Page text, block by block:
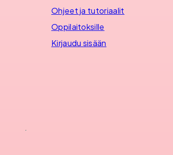
Ohjeet ja tutoriaalit
Oppilaitoksille
Kirjaudu sisään